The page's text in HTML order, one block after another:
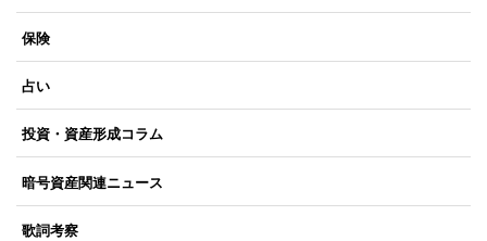
保険
占い
投資・資産形成コラム
暗号資産関連ニュース
歌詞考察